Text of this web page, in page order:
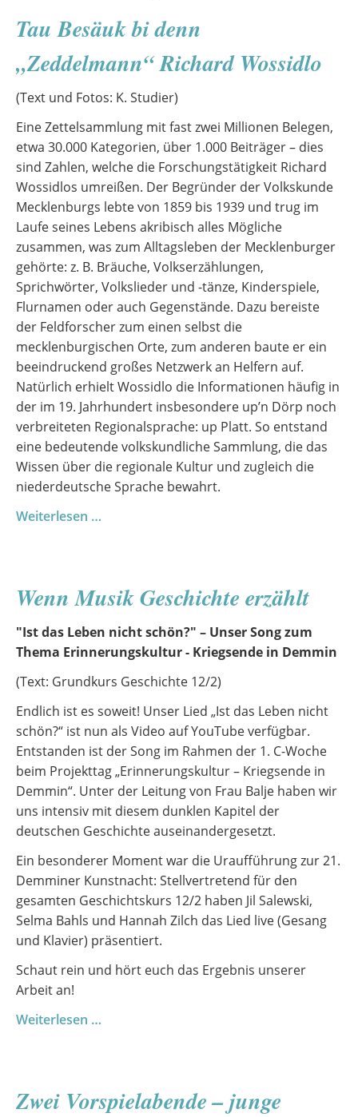
Tau Besäuk bi denn
„Zeddelmann“ Richard Wossidlo
(Text und Fotos: K. Studier)
Eine Zettelsammlung mit fast zwei Millionen Belegen,
etwa 30.000 Kategorien, über 1.000 Beiträger – dies
sind Zahlen, welche die Forschungstätigkeit Richard
Wossidlos umreißen. Der Begründer der Volkskunde
Mecklenburgs lebte von 1859 bis 1939 und trug im
Laufe seines Lebens akribisch alles Mögliche
zusammen, was zum Alltagsleben der Mecklenburger
gehörte: z. B. Bräuche, Volkserzählungen,
Sprichwörter, Volkslieder und -tänze, Kinderspiele,
Flurnamen oder auch Gegenstände. Dazu bereiste
der Feldforscher zum einen selbst die
mecklenburgischen Orte, zum anderen baute er ein
beeindruckend großes Netzwerk an Helfern auf.
Natürlich erhielt Wossidlo die Informationen häufig in
der im 19. Jahrhundert insbesondere up’n Dörp noch
verbreiteten Regionalsprache: up Platt. So entstand
eine bedeutende volkskundliche Sammlung, die das
Wissen über die regionale Kultur und zugleich die
niederdeutsche Sprache bewahrt.
Weiterlesen …
„Zeddelmann“
Wossidlo
Wenn Musik Geschichte erzählt
"Ist das Leben nicht schön?" – Unser Song zum
Thema Erinnerungskultur - Kriegsende in Demmin
(Text: Grundkurs Geschichte 12/2)
Endlich ist es soweit! Unser Lied „Ist das Leben nicht
schön?“ ist nun als Video auf YouTube verfügbar.
Entstanden ist der Song im Rahmen der 1. C-Woche
beim Projekttag „Erinnerungskultur – Kriegsende in
Demmin“. Unter der Leitung von Frau Balje haben wir
uns intensiv mit diesem dunklen Kapitel der
deutschen Geschichte auseinandergesetzt.
Ein besonderer Moment war die Uraufführung zur 21.
Demminer Kunstnacht: Stellvertretend für den
gesamten Geschichtskurs 12/2 haben Jil Salewski,
Selma Bahls und Hannah Zilch das Lied live (Gesang
und Klavier) präsentiert.
Schaut rein und hört euch das Ergebnis unserer
Arbeit an!
Weiterlesen …
Zwei Vorspielabende – junge